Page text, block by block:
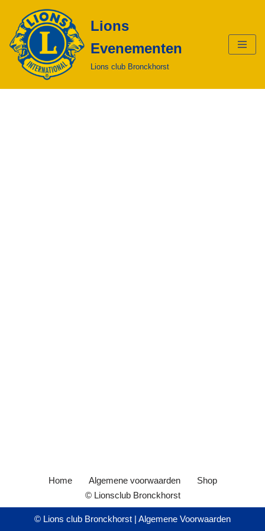
Ga
naar
de
inhoud
Lions
Evenementen
Lions club Bronckhorst
Home Algemene voorwaarden
Shop
© Lionsclub Bronckhorst
© Lions club Bronckhorst | Algemene Voorwaarden